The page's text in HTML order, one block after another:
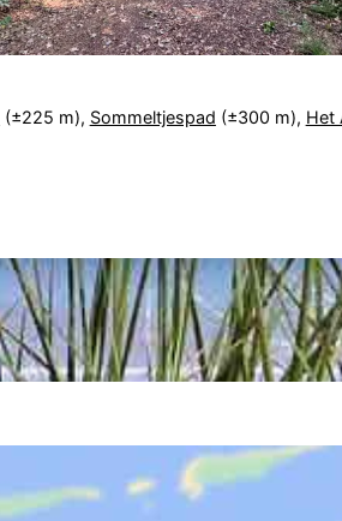
(±225 m), Sommeltjespad (±300 m), Het